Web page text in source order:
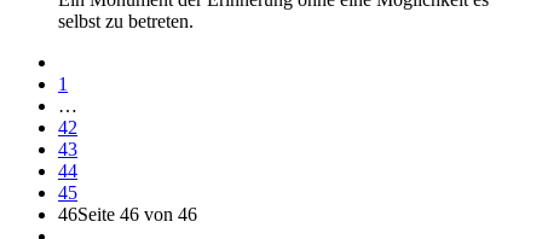
selbst zu betreten.
1
…
42
43
44
45
46Seite 46 von 46